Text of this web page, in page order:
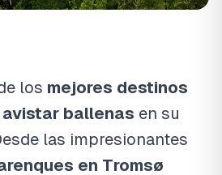
los mejores destinos
ballenas en su
las impresionantes
en Tromsø